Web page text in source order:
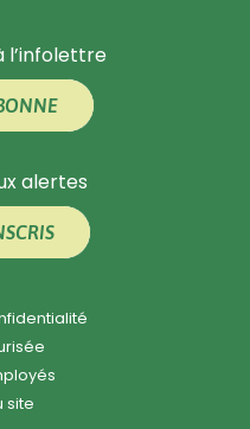
l’infolettre
alertes
site